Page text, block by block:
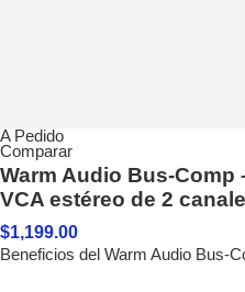
A Pedido
Comparar
Warm Audio Bus-Comp
VCA estéreo de 2
$1,199.00
Beneficios del Warm Audio Bus-